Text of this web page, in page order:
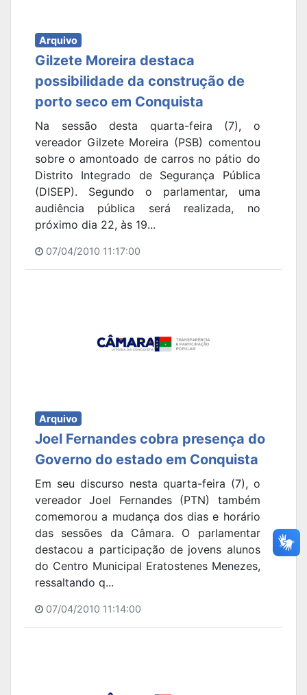
Arquivo
Gilzete Moreira destaca
possibilidade da construção de
porto seco em Conquista
Na sessão desta quarta-feira (7), o
vereador Gilzete Moreira (PSB) comentou
sobre o amontoado de carros no pátio do
Distrito Integrado de Segurança Pública
(DISEP). Segundo o parlamentar, uma
audiência pública será realizada, no
próximo dia 22, às 19...
07/04/2010 11:17:00
Arquivo
Joel Fernandes cobra presença do
Governo do estado em Conquista
Em seu discurso nesta quarta-feira (7), o
vereador Joel Fernandes (PTN) também
comemorou a mudança dos dias e horário
das sessões da Câmara. O parlamentar
destacou a participação de jovens alunos
do Centro Municipal Eratostenes Menezes,
ressaltando q...
07/04/2010 11:14:00